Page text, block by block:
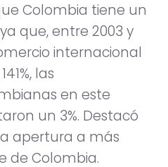
Colombia tiene un
que, entre 2003 y
internacional
las
en este
un 3%. Destacó
apertura a más
de Colombia.